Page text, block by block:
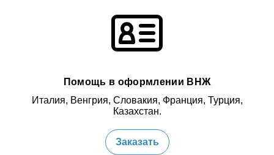
Помощь в оформлении ВНЖ
Италия, Венгрия, Словакия, Франция, Турция,
Казахстан.
Заказать